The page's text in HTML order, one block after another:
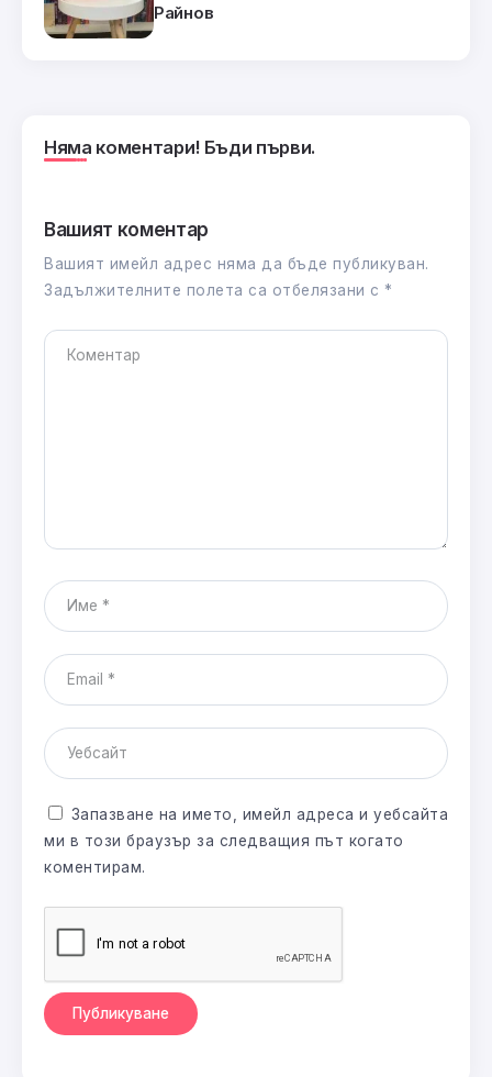
Райнов
Няма коментари! Бъди първи.
Вашият коментар
Вашият имейл адрес няма да бъде публикуван.
Задължителните полета са отбелязани с *
Запазване на името, имейл адреса и уебсайта
ми в този браузър за следващия път когато
коментирам.